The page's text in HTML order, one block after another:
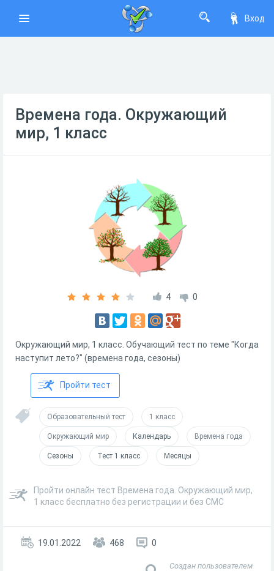
Вход
Времена года. Окружающий
мир, 1 класс
4 0
Окружающий мир, 1 класс. Обучающий тест по теме "Когда
наступит лето?" (времена года, сезоны)
Пройти тест
Образовательный тест 1 класс
Окружающий мир Календарь Времена года
Сезоны Тест 1 класс Месяцы
Пройти онлайн тест Времена года. Окружающий мир,
1 класс бесплатно без регистрации и без СМС
19.01.2022 468 0
Создан пользователем